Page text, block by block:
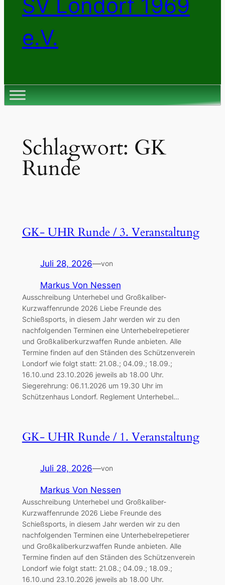
SV Londorf 1969
e.V.
Schlagwort: GK
Runde
GK- UHR Runde / 3. Veranstaltung
Juli 28, 2026—von
Markus Von Nessen
Ausschreibung Unterhebel und Großkaliber-
Kurzwaffenrunde 2026 Liebe Freunde des
Schießsports, in diesem Jahr werden wir zu den
nachfolgenden Terminen eine Unterhebelrepetierer
und Großkaliberkurzwaffen Runde anbieten. Alle
Termine finden auf den Ständen des Schützenverein
Londorf wie folgt statt: 21.08.; 04.09.; 18.09.;
16.10.und 23.10.2026 jeweils ab 18.00 Uhr.
Siegerehrung: 06.11.2026 um 19.30 Uhr im
Schützenhaus Londorf. Reglement Unterhebel…
GK- UHR Runde / 1. Veranstaltung
Juli 28, 2026—von
Markus Von Nessen
Ausschreibung Unterhebel und Großkaliber-
Kurzwaffenrunde 2026 Liebe Freunde des
Schießsports, in diesem Jahr werden wir zu den
nachfolgenden Terminen eine Unterhebelrepetierer
und Großkaliberkurzwaffen Runde anbieten. Alle
Termine finden auf den Ständen des Schützenverein
Londorf wie folgt statt: 21.08.; 04.09.; 18.09.;
16.10.und 23.10.2026 jeweils ab 18.00 Uhr.